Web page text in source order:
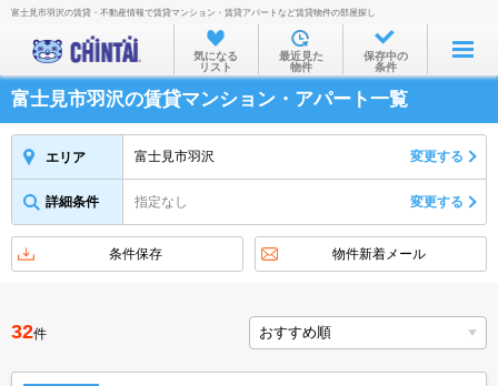
お部屋を探す
沿線・駅から
住所から
物件特集から
不動産会社から
TOP
富士見市羽沢の賃貸・不動産情報で賃貸マンション・賃貸アパートなど賃貸物件の部屋探し
気になる
リスト
最近見た
物件
保存中の
条件
富士見市羽沢の賃貸マンション・アパート一覧
エリア 富士見市羽沢 変更する
詳細条件 指定なし 変更する
条件保存 物件新着メール
32件